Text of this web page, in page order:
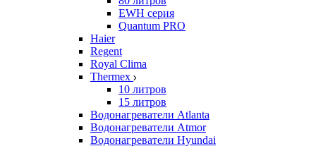
EWH серия
Quantum PRO
Haier
Regent
Royal Clima
Thermex
10 литров
15 литров
Водонагреватели Atlanta
Водонагреватели Atmor
Водонагреватели Hyundai